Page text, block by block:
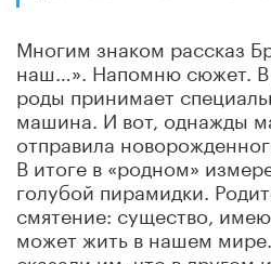
Многим знаком рассказ
наш…». Напомню сюжет.
роды принимает
машина. И вот, однажды
отправила
В итоге в «родном»
голубой пирамидки.
смятение: существо,
может жить в нашем